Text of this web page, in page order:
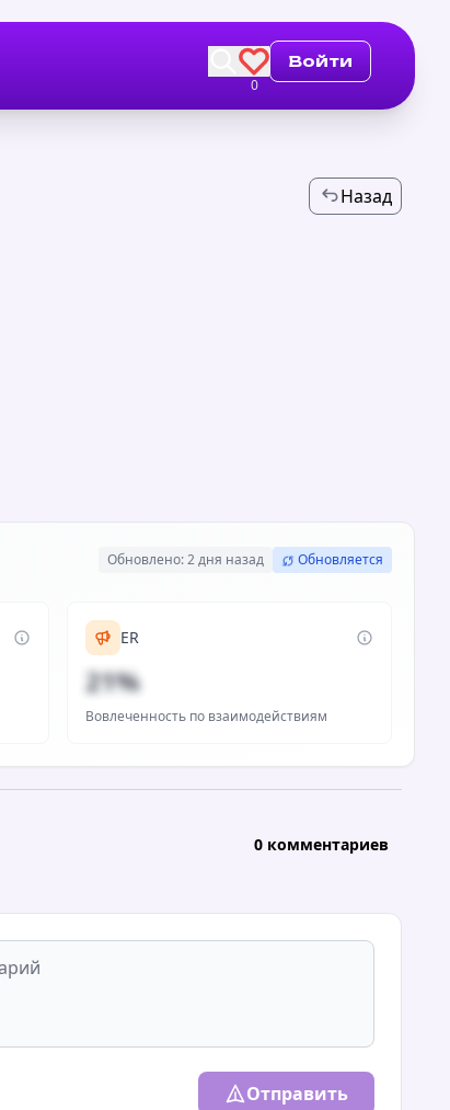
0
Войти
Назад
Обновлено: 2 дня назад Обновляется
ER
21%
Вовлеченность по взаимодействиям
0 комментариев
Отправить